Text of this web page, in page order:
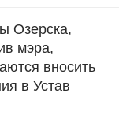
Озерска,
мэра,
вносить
в Устав